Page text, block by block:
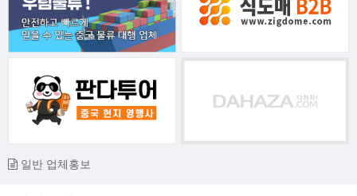
일반 업체홍보